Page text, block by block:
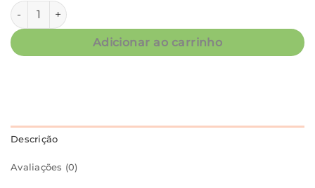
Kaftan Fluity - Poá Preto e Branco - Col. Garota quantidade
Adicionar ao carrinho
Descrição
Avaliações (0)